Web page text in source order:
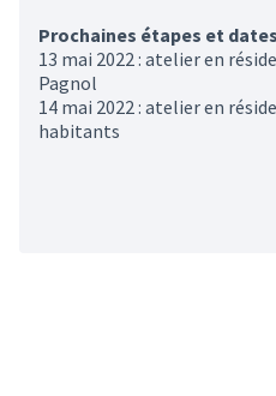
Prochaines étapes et
13 mai 2022 : atelier en
Pagnol
14 mai 2022 : atelier en
habitants